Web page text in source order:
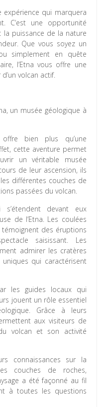
expérience qui marquera
C’est une opportunité
la puissance de la nature
Que vous soyez un
simplement en quête
l’Etna vous offre une
volcan actif.
un musée géologique à
bien plus qu’une
cette aventure permet
un véritable musée
de leur ascension, ils
différentes couches de
passées du volcan.
s’étendent devant eux
de l’Etna. Les coulées
des éruptions
saisissant. Les
admirer les cratères
qui caractérisent
les guides locaux qui
jouent un rôle essentiel
Grâce à leurs
aux visiteurs de
volcan et son activité
connaissances sur la
couches de roches,
a été façonné au fil
à toutes les questions